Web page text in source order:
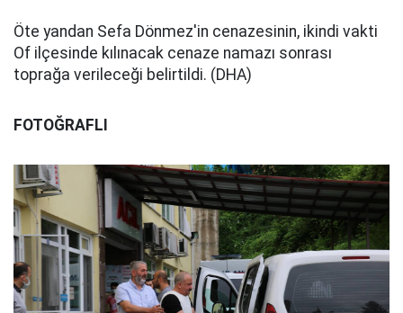
Öte yandan Sefa Dönmez'in cenazesinin, ikindi vakti
Of ilçesinde kılınacak cenaze namazı sonrası
toprağa verileceği belirtildi. (DHA)
FOTOĞRAFLI